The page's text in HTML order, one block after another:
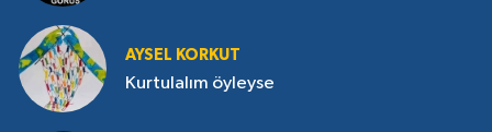
AYSEL KORKUT
Kurtulalım öyleyse